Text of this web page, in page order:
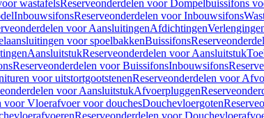
wastafelsReserveonderdelen voor Dompelbuissifons
InbouwsifonsReserveonderdelen voor Inbouwsifons
voor AansluitingenAfdichtingen
voor spoelbakkenBuissifons
AansluitstukReserveonderdelen voor Aansluitstuk
Reserveonderdelen voor BuissifonsInbouwsifons
voor uitstortgootstenenReserveonderdelen voor
voor AansluitstukAfvoerpluggen
voor Vloerafvoer voor douchesDouchevloergoten
Reserveonderdelen voor